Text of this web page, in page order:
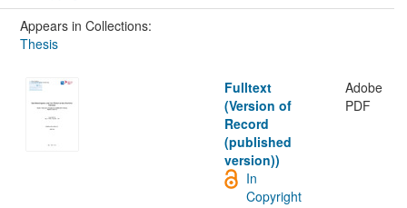
Appears in Collections:
Thesis
Fulltext
(Version of
Record
(published
version))
Adobe
PDF
In
Copyright